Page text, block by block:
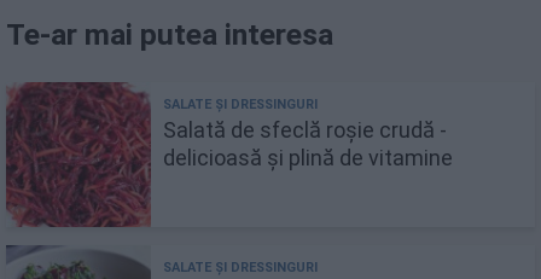
Te-ar mai putea interesa
Salată de sfeclă roșie crudă -
delicioasă și plină de vitamine